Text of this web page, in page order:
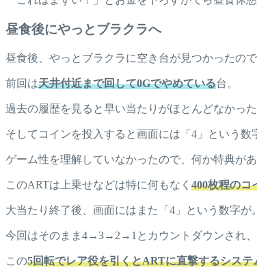
昼食後にやっとブラクラへ
昼食後、やっとブラクラに空き台が見つかったので
前回は天井付近まで回して0Gでやめている台。
過去の履歴を見ると早い当たりがほとんどなかっ
そしてコインを投入すると画面には「4」という数
ゲーム性を理解していなかったので、何か特典が
このARTは上乗せなどは特に何もなく 400枚程のコ
大当たり終了後、画面にはまた「4」という数字が。
今回はそのまま4→3→2→1とカウントダウンされ、
この5回転でレア役を引くとARTに直撃するシステ